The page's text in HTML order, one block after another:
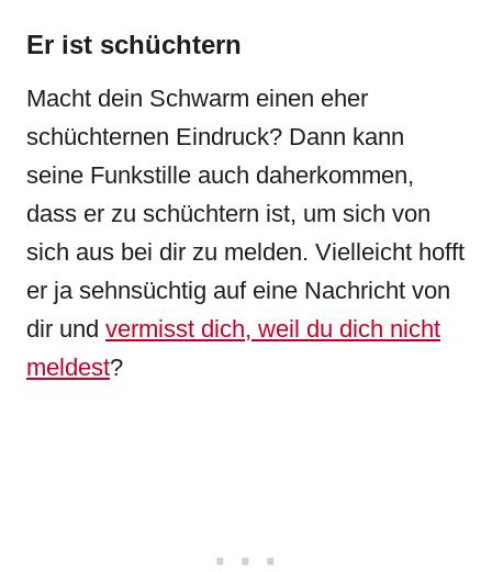
Er ist schüchtern
Macht dein Schwarm einen eher
schüchternen Eindruck? Dann kann
seine Funkstille auch daherkommen,
dass er zu schüchtern ist, um sich von
sich aus bei dir zu melden. Vielleicht hofft
er ja sehnsüchtig auf eine Nachricht von
dir und vermisst dich, weil du dich nicht
meldest?